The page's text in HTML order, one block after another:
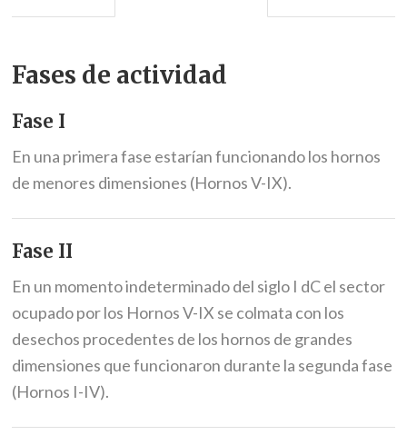
Fases de actividad
Fase I
En una primera fase estarían funcionando los hornos
de menores dimensiones (Hornos V-IX).
Fase II
En un momento indeterminado del siglo I dC el sector
ocupado por los Hornos V-IX se colmata con los
desechos procedentes de los hornos de grandes
dimensiones que funcionaron durante la segunda fase
(Hornos I-IV).